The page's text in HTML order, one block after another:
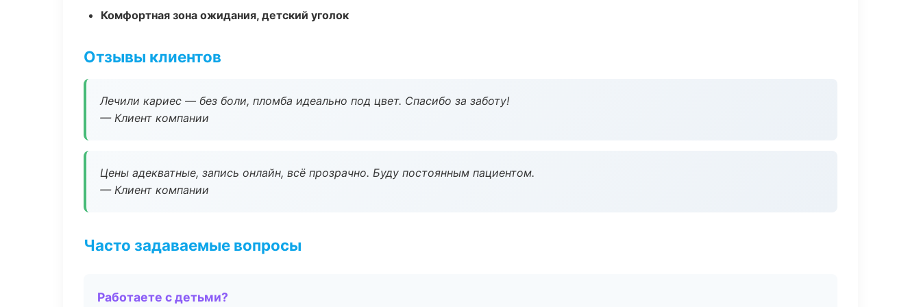
Комфортная зона ожидания, детский уголок
Отзывы клиентов
Лечили кариес — без боли, пломба идеально под цвет. Спасибо за заботу!
— Клиент компании
Цены адекватные, запись онлайн, всё прозрачно. Буду постоянным пациентом.
— Клиент компании
Часто задаваемые вопросы
Работаете с детьми?